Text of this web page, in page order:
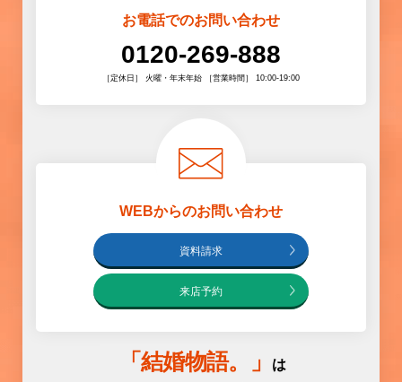
お電話でのお問い合わせ
0120-269-888
［定休日］ 火曜・年末年始 ［営業時間］ 10:00-19:00
WEBからのお問い合わせ
資料請求
来店予約
「 結婚物語。」
は